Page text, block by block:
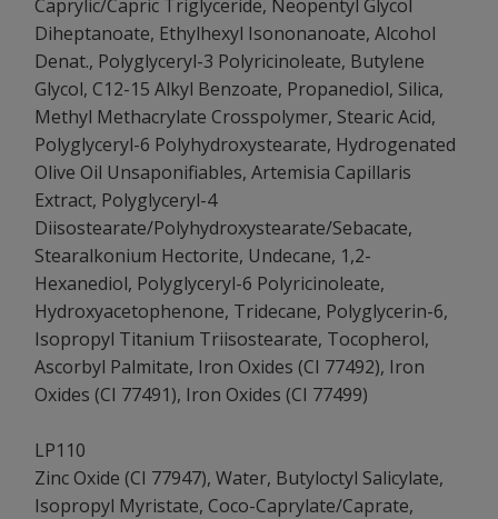
Caprylic/Capric Triglyceride, Neopentyl Glycol
Diheptanoate, Ethylhexyl Isononanoate, Alcohol
Denat., Polyglyceryl-3 Polyricinoleate, Butylene
Glycol, C12-15 Alkyl Benzoate, Propanediol, Silica,
Methyl Methacrylate Crosspolymer, Stearic Acid,
Polyglyceryl-6 Polyhydroxystearate, Hydrogenated
Olive Oil Unsaponifiables, Artemisia Capillaris
Extract, Polyglyceryl-4
Diisostearate/Polyhydroxystearate/Sebacate,
Stearalkonium Hectorite, Undecane, 1,2-
Hexanediol, Polyglyceryl-6 Polyricinoleate,
Hydroxyacetophenone, Tridecane, Polyglycerin-6,
Isopropyl Titanium Triisostearate, Tocopherol,
Ascorbyl Palmitate, Iron Oxides (CI 77492), Iron
Oxides (CI 77491), Iron Oxides (CI 77499)
LP110
Zinc Oxide (CI 77947), Water, Butyloctyl Salicylate,
Isopropyl Myristate, Coco-Caprylate/Caprate,